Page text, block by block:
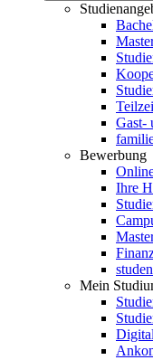
Gast-
Bewerbung
Ihre
Mein